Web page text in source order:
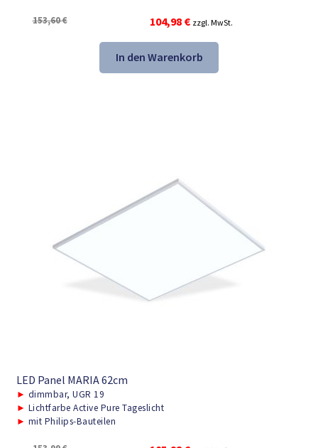
153,60€
Ursprünglicher
war:
153,60 €
104,98 €Aktueller
ist:
104,98 €.
zzgl. MwSt.
In den Warenkorb
LED Panel MARIA 62cm
► dimmbar, UGR 19
► Lichtfarbe Active Pure Tageslicht
► mit Philips-Bauteilen